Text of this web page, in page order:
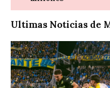
Ultimas Noticias de